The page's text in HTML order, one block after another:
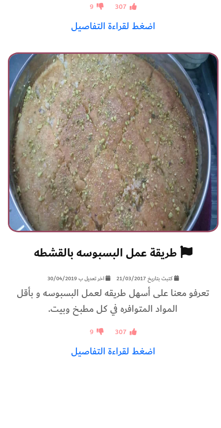
307
9
اضغط لقراءة التفاصيل
طريقة عمل البسبوسه بالقشطه
كتبت بتاريخ 21/03/2017 اخر تعديل ب 30/04/2019
تعرفو معنا على أسهل طريقه لعمل البسبوسه و بأقل
المواد المتوافره في كل مطبخ وبيت.
307
9
اضغط لقراءة التفاصيل